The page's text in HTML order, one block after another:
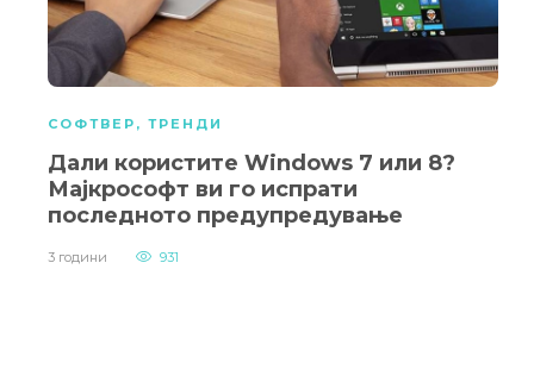
СОФТВЕР , ТРЕНДИ
Дали користите Windows 7 или 8?
Мајкрософт ви го испрати
последното предупредување
3 години 931